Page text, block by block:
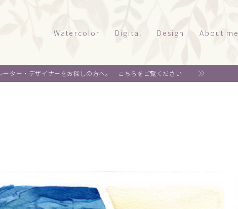
Watercolor
建物
料理
麺類
Digital
テクニカルイラスト
Design
パッケージ（美容・健康）
About me
ーター・デザイナーをお探しの方へ。 こちらをご覧ください